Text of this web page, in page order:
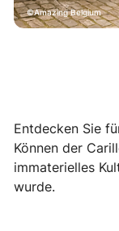
Amazing Belgium
Entdecken Sie
Können der
immaterielles
wurde.